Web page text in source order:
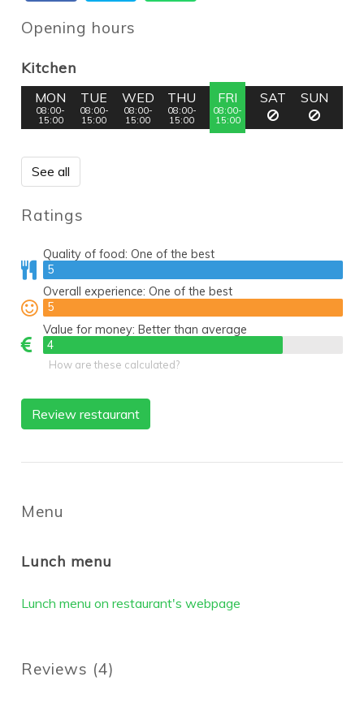
Opening hours
Kitchen
MON
08:00-
15:00
TUE
08:00-
15:00
WED
08:00-
15:00
THU
08:00-
15:00
FRI
08:00-
15:00
SAT SUN
See all
Ratings
Quality of food:One of the best
5
5
Overall experience:One of the best
5
5
Value for money:Better than average
4
4
How are these calculated?
Review restaurant
Menu
Lunch menu
Lunch menu on restaurant's webpage
Reviews (4)